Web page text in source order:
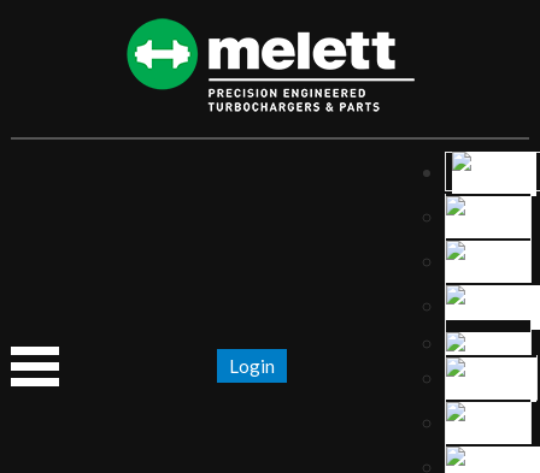
Login